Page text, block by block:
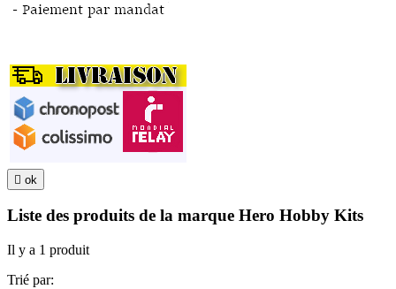
 ok
Liste des produits de la marque Hero Hobby Kits
Il y a 1 produit
Trié par: